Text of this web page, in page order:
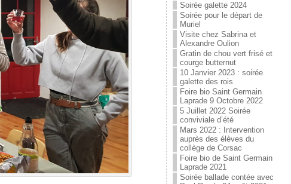
Soirée galette 2024
Soirée pour le départ de
Muriel
Visite chez Sabrina et
Alexandre Oulion
Gratin de chou vert frisé et
courge butternut
10 Janvier 2023 : soirée
galette des rois
Foire bio Saint Germain
Laprade 9 Octobre 2022
5 Juillet 2022 Soirée
conviviale d’été
Mars 2022 : Intervention
auprès des élèves du
collège de Corsac
Foire bio de Saint Germain
Laprade 2021
Soirée ballade contée avec